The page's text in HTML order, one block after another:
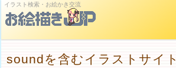
イラスト検索・お絵かき交流
soundを含むイラストサイト